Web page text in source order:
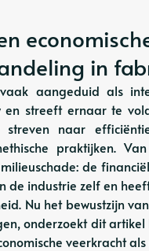
in
vaak aangeduid als
en streeft ernaar te
naar
praktijken.
de
de industrie zelf en
Nu het bewustzijn
onderzoekt dit
veerkracht